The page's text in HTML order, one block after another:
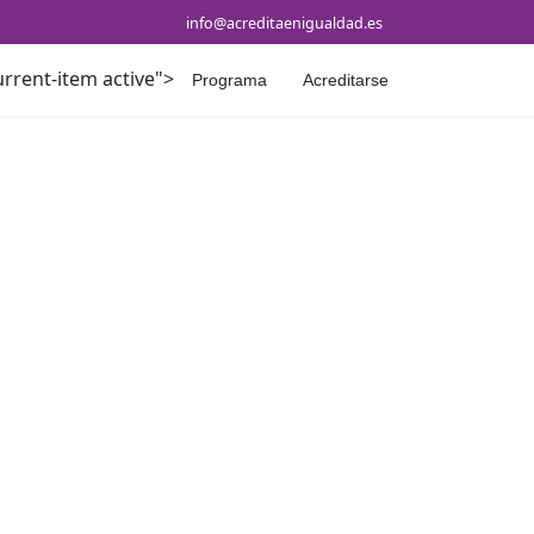
info@acreditaenigualdad.es
item active"> Programa Acreditarse